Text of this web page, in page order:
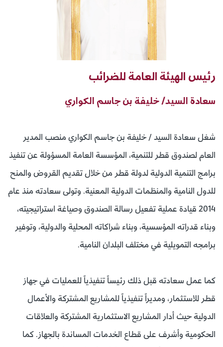
رئيس الهيئة العامة للضرائب
سعادة السيد/ خليفة بن جاسم الكواري
شغل سعادة السيد / خليفة بن جاسم الكواري منصب المدير
العام لصندوق قطر للتنمية، المؤسسة العامة المسؤولة عن تنفيذ
برامج التنمية الدولية لدولة قطر من خلال تقديم القروض والمنح
للدول النامية والمنظمات الدولية المعنية. وتولى سعادته منذ عام
2014 قيادة عملية تفعيل رسالة الصندوق وصياغة استراتيجيته،
وبناء قدراته المؤسسية، وبناء شراكاته المحلية والدولية، وتوفير
برامجه التمويلية في مختلف البلدان النامية.
كما عمل سعادته قبل ذلك رئيساً تنفيذياً للعمليات في جهاز
قطر للاستثمار، ومديراً تنفيذياً للمشاريع المشتركة والأعمال
الدولية حيث أدار المشاريع الاستثمارية المشتركة والعلاقات
الحكومية وأشرف على قطاع الخدمات المساندة بالجهاز. كما